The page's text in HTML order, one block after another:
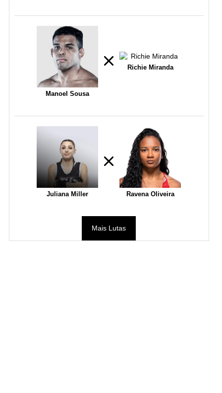
Manoel Sousa
Richie Miranda
Juliana Miller Ravena Oliveira
Mais Lutas